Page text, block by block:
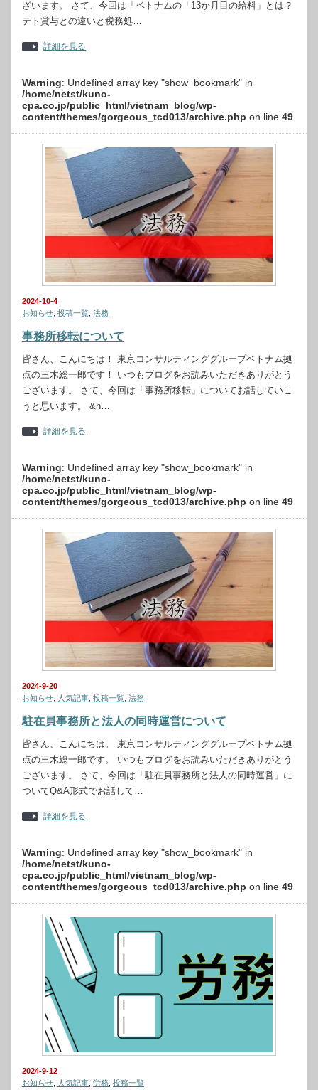
ざいます。 さて、今回は「ベトナムの「13か月目の給料」とは？
テト賞与との違いと税務処…
詳細を見る
Warning: Undefined array key "show_bookmark" in
/home/netst/kuno-
cpa.co.jp/public_html/vietnam_blog/wp-
content/themes/gorgeous_tcd013/archive.php on line 49
2024-10-4
お知らせ 投稿一覧 法務
事務所移転について
皆さん、こんにちは！ 東京コンサルティンググループベトナム拠
点の三木総一郎です！ いつもブログをお読みいただきありがとう
ございます。 さて、今回は「事務所移転」についてお話していこ
うと思います。 &n…
詳細を見る
Warning: Undefined array key "show_bookmark" in
/home/netst/kuno-
cpa.co.jp/public_html/vietnam_blog/wp-
content/themes/gorgeous_tcd013/archive.php on line 49
2024-9-20
お知らせ
人気記事 投稿一覧 法務
駐在員事務所と法人の同時運営について
皆さん、こんにちは。 東京コンサルティンググループベトナム拠
点の三木総一郎です。 いつもブログをお読みいただきありがとう
ございます。 さて、今回は「駐在員事務所と法人の同時運営」に
ついてQ&A形式でお話して…
詳細を見る
Warning: Undefined array key "show_bookmark" in
/home/netst/kuno-
cpa.co.jp/public_html/vietnam_blog/wp-
content/themes/gorgeous_tcd013/archive.php on line 49
2024-9-12
お知らせ
人気記事 労務 投稿一覧